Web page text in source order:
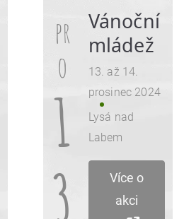
pr
o
1
3
Vánoční
mládež
13. až 14.
prosinec 2024
Lysá nad
Labem
Více o